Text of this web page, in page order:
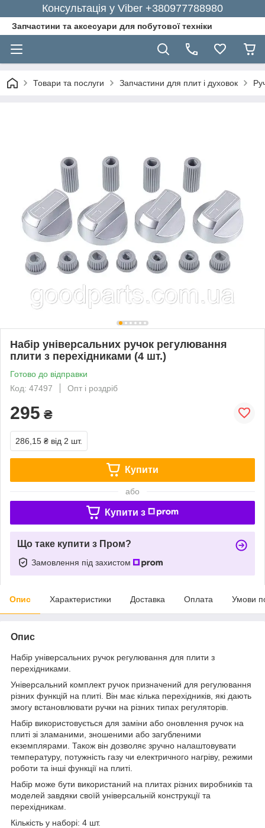
Консультація у Viber +380977788980
Запчастини та аксесуари для побутової техніки
Товари та послуги Запчастини для плит і духовок
Набір універсальних ручок регулювання
плити з перехідниками (4 шт.)
Готово до відправки
Код: 47497
Опт і роздріб
295 ₴
286,15 ₴ від 2 шт.
Купити
або
Купити з
Що таке купити з Пром?
Замовлення під захистом
Опис Характеристики Доставка Оплата Умови
Опис
Набір універсальних ручок регулювання для плити з
перехідниками.
Універсальний комплект ручок призначений для регулювання
різних функцій на плиті. Він має кілька перехідників, які дають
змогу встановлювати ручки на різних типах регуляторів.
Набір використовується для заміни або оновлення ручок на
плиті зі зламаними, зношеними або загубленими
екземплярами. Також він дозволяє зручно налаштовувати
температуру, потужність газу чи електричного нагріву, режими
роботи та інші функції на плиті.
Набір може бути використаний на плитах різних виробників та
моделей завдяки своїй універсальній конструкції та
перехідникам.
Кількість у наборі: 4 шт.